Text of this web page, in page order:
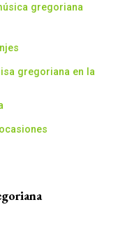
gregoriana
gregoriana en la